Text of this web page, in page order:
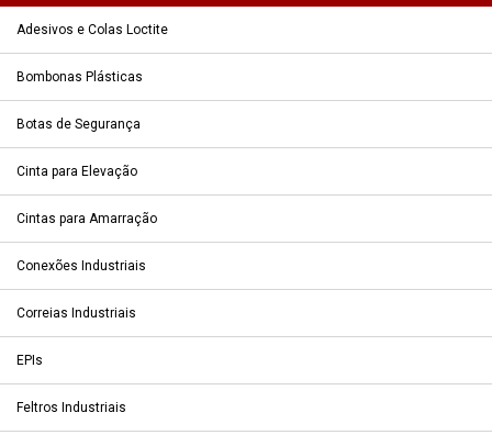
Adesivos e Colas Loctite
Bombonas Plásticas
Botas de Segurança
Cinta para Elevação
Cintas para Amarração
Conexões Industriais
Correias Industriais
EPIs
Feltros Industriais